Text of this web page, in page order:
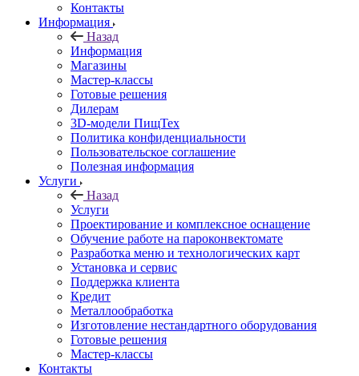
Контакты
Информация
Назад
Информация
Магазины
Мастер-классы
Готовые решения
Дилерам
3D-модели ПищТех
Политика конфиденциальности
Пользовательское соглашение
Полезная информация
Услуги
Назад
Услуги
Проектирование и комплексное оснащение
Обучение работе на пароконвектомате
Разработка меню и технологических карт
Установка и сервис
Поддержка клиента
Кредит
Металлообработка
Изготовление нестандартного оборудования
Готовые решения
Мастер-классы
Контакты